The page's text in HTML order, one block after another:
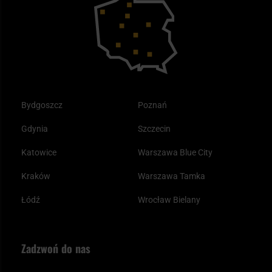
Bydgoszcz
Gdynia
Katowice
Kraków
Łódź
Poznań
Szczecin
Warszawa Blue City
Warszawa Tamka
Wrocław Bielany
Plecak ewakuacyjny preppersa
Zadzwoń do nas